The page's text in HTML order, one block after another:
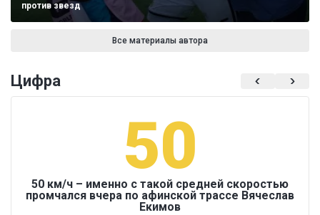
против звезд
Все материалы автора
Цифра
50
50 км/ч – именно с такой средней скоростью
промчался вчера по афинской трассе Вячеслав
Екимов